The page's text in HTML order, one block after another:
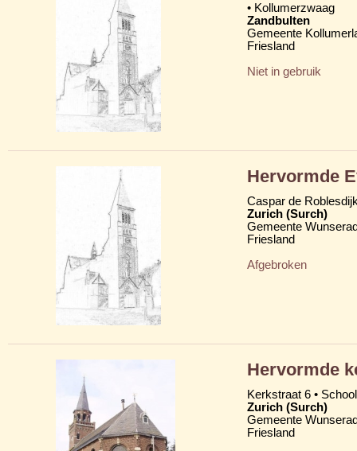
• Kollumerzwaag
Zandbulten
Gemeente
Friesland
Niet in gebruik
Hervormde
Caspar de
Zurich (Surch)
Gemeente
Friesland
Afgebroken
Hervormde
Kerkstraat 6 •
Zurich (Surch)
Gemeente
Friesland